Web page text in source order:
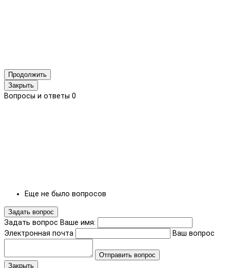
Продолжить
Закрыть
Вопросы и ответы 0
Еще не было вопросов
Задать вопрос
Задать вопрос Ваше имя:
Электронная почта
Ваш вопрос
Отправить вопрос
Закрыть